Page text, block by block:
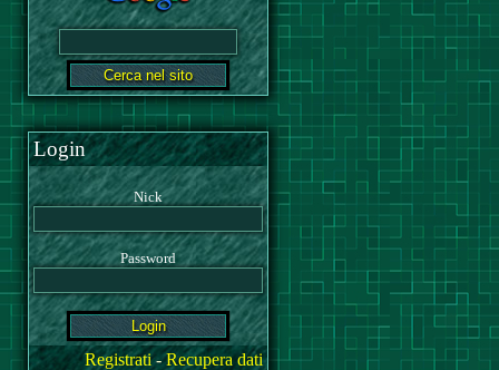
Login
Nick
Password
Registrati-Recupera dati